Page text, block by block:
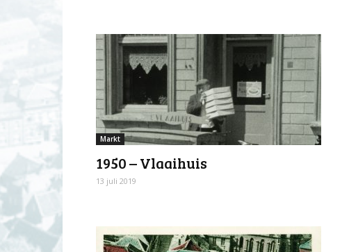
Markt
1950 – Vlaaihuis
13 juli 2019